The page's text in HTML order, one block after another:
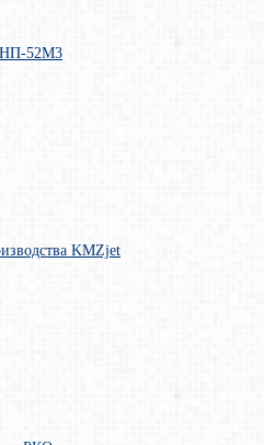
52М3
KMZjet